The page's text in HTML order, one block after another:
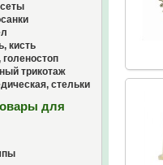
кисть
голеностоп
трикотаж
стельки
для